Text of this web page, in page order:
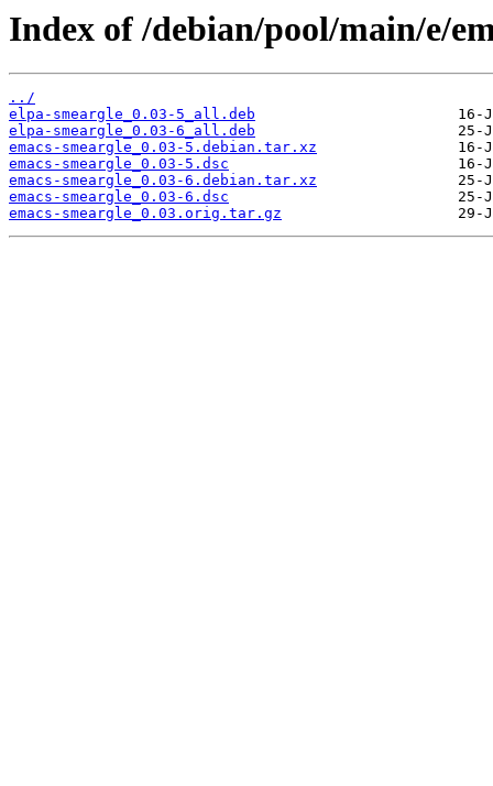
Index of /debian/pool/main/e/
../
elpa-smeargle_0.03-5_all.deb
elpa-smeargle_0.03-6_all.deb
emacs-smeargle_0.03-5.debian.tar.xz
emacs-smeargle_0.03-5.dsc
emacs-smeargle_0.03-6.debian.tar.xz
emacs-smeargle_0.03-6.dsc
emacs-smeargle_0.03.orig.tar.gz